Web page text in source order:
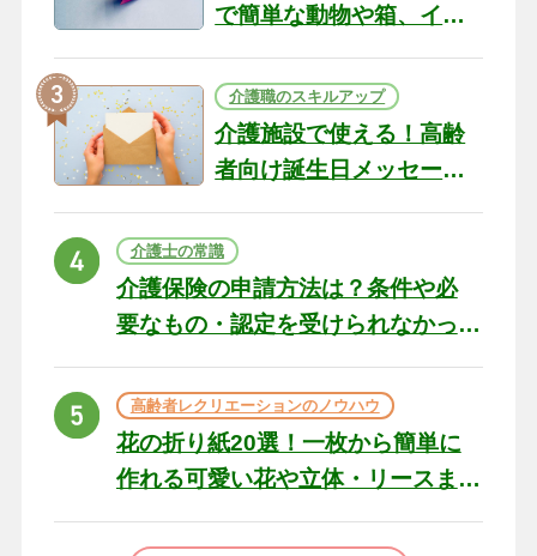
で簡単な動物や箱、イン
介護職のスキルアップ
介護施設で使える！高齢
者向け誕生日メッセージ
ト
介護士の常識
介護保険の申請方法は？条件や必
要なもの・認定を受けられなかっ
高齢者レクリエーションのノウハウ
花の折り紙20選！一枚から簡単に
作れる可愛い花や立体・リースま